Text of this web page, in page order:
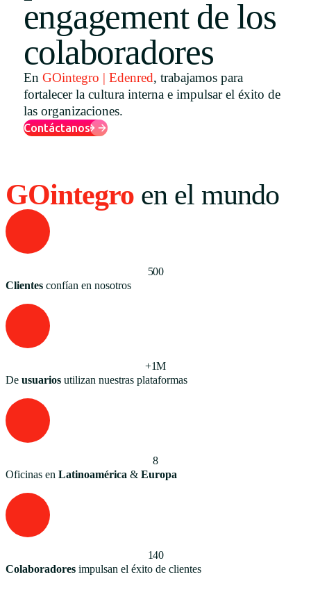
Uruguay
Español
English
engagement de los
colaboradores
En GOintegro | Edenred, trabajamos para
fortalecer la cultura interna e impulsar el éxito de
las organizaciones.
Contáctanos
GOintegro en el mundo
500
Clientes confían en nosotros
+1M
De usuarios utilizan nuestras plataformas
8
Oficinas en Latinoamérica & Europa
140
Colaboradores impulsan el éxito de clientes